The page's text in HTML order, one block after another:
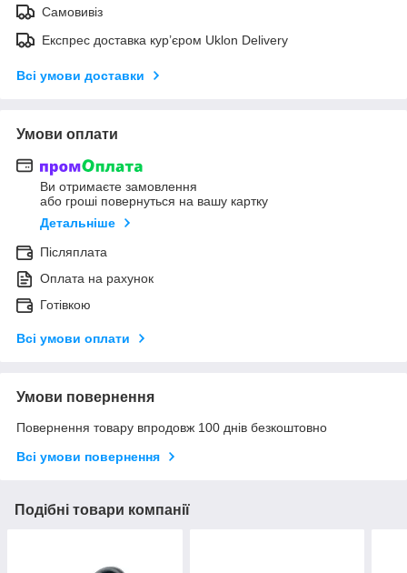
Самовивіз
Експрес доставка кур’єром Uklon Delivery
Всі умови доставки
Умови оплати
Ви отримаєте замовлення
або гроші повернуться на вашу картку
Детальніше
Післяплата
Оплата на рахунок
Готівкою
Всі умови оплати
Умови повернення
Повернення товару впродовж 100 днів безкоштовно
Всі умови повернення
Подібні товари компанії